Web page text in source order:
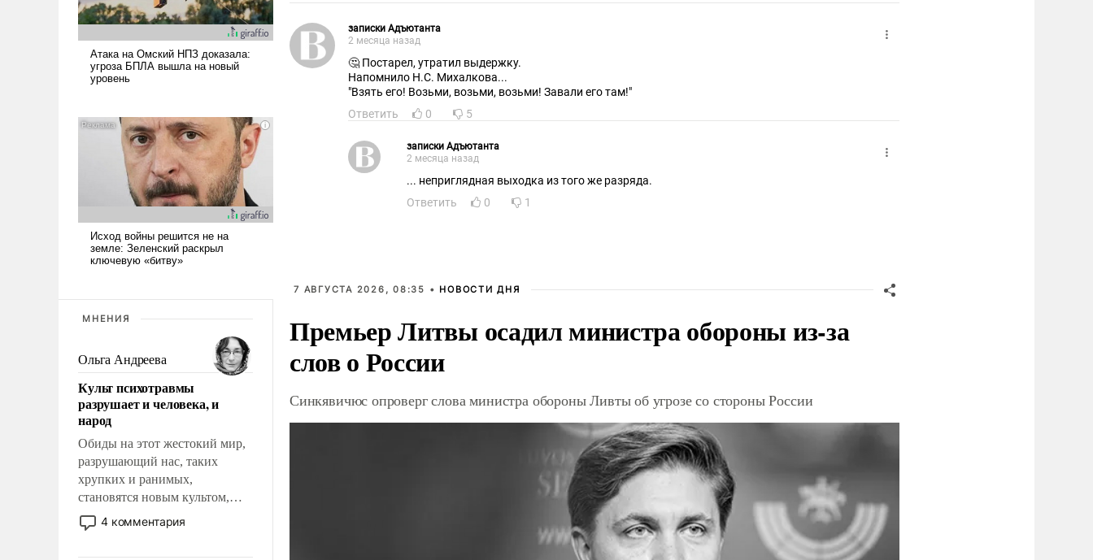
МНЕНИЯ
Ольга Андреева
Культ психотравмы
разрушает и человека, и
народ
Обиды на этот жестокий мир,
разрушающий нас, таких
хрупких и ранимых,
становятся новым культом,
постепенно вытесняя и
отменяя традиционное
4 комментария
записки Адъютанта
2 месяца назад
🤔 Постарел, утратил выдержку.
Напомнило Н.С. Михалкова...
"Взять его! Возьми, возьми, возьми! Завали его там!"
Ответить
0 5
записки Адъютанта
2 месяца назад
... неприглядная выходка из того же разряда.
Ответить
0 1
7 АВГУСТА 2026, 08:35 • НОВОСТИ ДНЯ
Премьер Литвы осадил министра обороны из-за
слов о России
Синкявичюс опроверг слова министра обороны Ливты об угрозе со стороны России